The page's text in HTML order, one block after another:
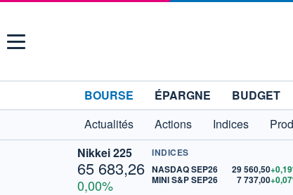
Menu
BOURSE ÉPARGNE BUDGET
Actualités
Actions Indices
Nikkei 225
65 683,26
0,00%
INDICES
NASDAQ SEP26
29 560,50
MINI S&P SEP26
7 737,00